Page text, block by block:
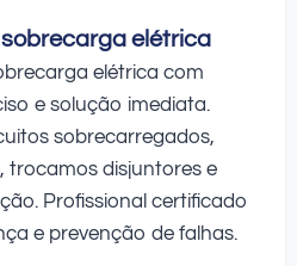
elétrica
elétrica com
e solução imediata.
sobrecarregados,
trocamos disjuntores e
Profissional certificado
e prevenção de falhas.